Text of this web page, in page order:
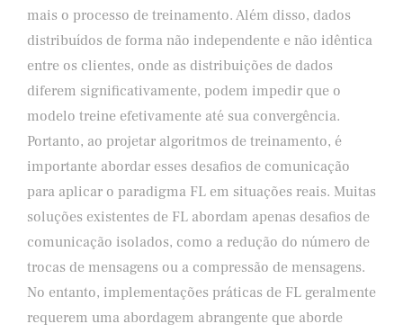
mais o processo de treinamento. Além disso, dados
distribuídos de forma não independente e não idêntica
entre os clientes, onde as distribuições de dados
diferem significativamente, podem impedir que o
modelo treine efetivamente até sua convergência.
Portanto, ao projetar algoritmos de treinamento, é
importante abordar esses desafios de comunicação
para aplicar o paradigma FL em situações reais. Muitas
soluções existentes de FL abordam apenas desafios de
comunicação isolados, como a redução do número de
trocas de mensagens ou a compressão de mensagens.
No entanto, implementações práticas de FL geralmente
requerem uma abordagem abrangente que aborde